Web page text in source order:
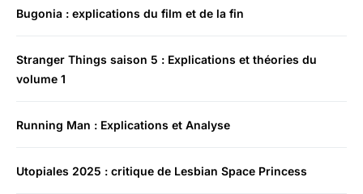
Bugonia : explications du film et de la fin
Stranger Things saison 5 : Explications et théories du
volume 1
Running Man : Explications et Analyse
Utopiales 2025 : critique de Lesbian Space Princess